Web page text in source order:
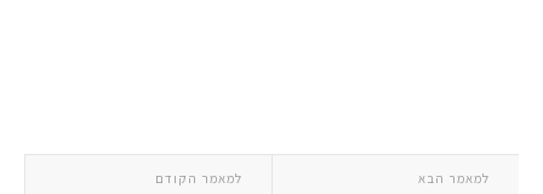
למאמר הקודם למאמר הבא